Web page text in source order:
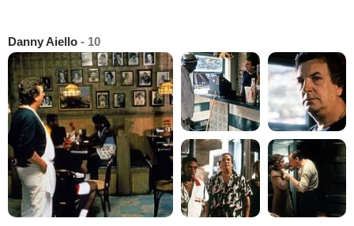
Danny Aiello - 10